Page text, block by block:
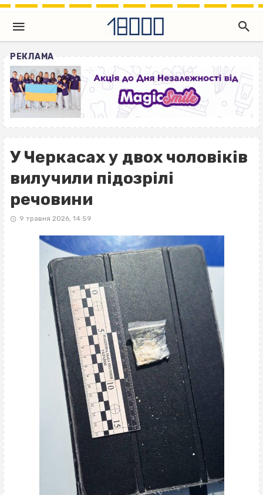
РЕКЛАМА
У Черкасах у двох чоловіків
вилучили підозрілі
речовини
9 травня 2026, 14:59